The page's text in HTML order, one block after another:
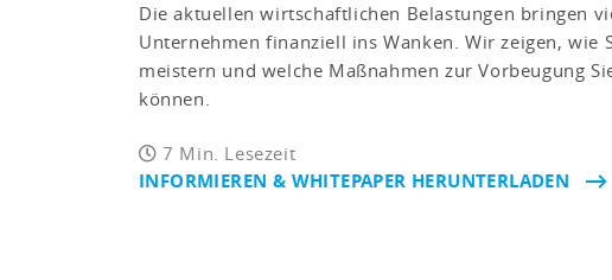
Die aktuellen wirtschaftlichen Belastungen bringen
Unternehmen finanziell ins Wanken. Wir zeigen, wie
meistern und welche Maßnahmen zur Vorbeugung
können.
7 Min. Lesezeit
INFORMIEREN & WHITEPAPER HERUNTERLADEN